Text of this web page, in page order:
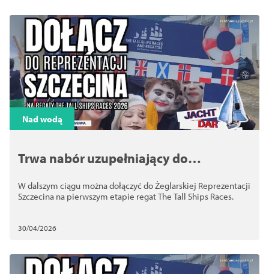
Nad wodą
Trwa nabór uzupełniający do
TSR 2026
W dalszym ciągu można dołączyć do Żeglarskiej Reprezentacji
Szczecina na pierwszym etapie regat The Tall Ships Races.
30/04/2026